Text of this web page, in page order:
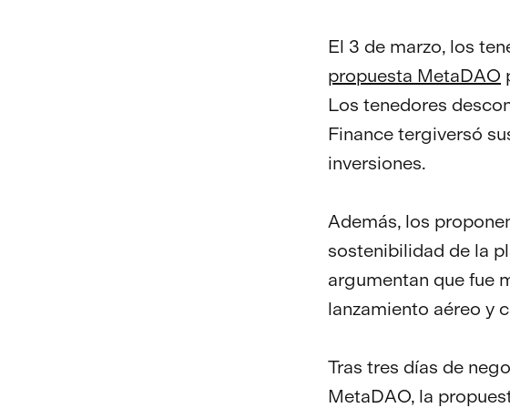
El 3 de marzo, los
propuesta MetaDAO
Los tenedores
Finance tergiversó
inversiones.
Además, los
sostenibilidad de la
argumentan que fue
lanzamiento aéreo y
Tras tres días de
MetaDAO, la